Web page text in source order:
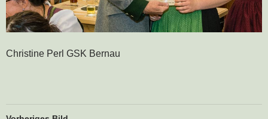
Christine Perl GSK Bernau